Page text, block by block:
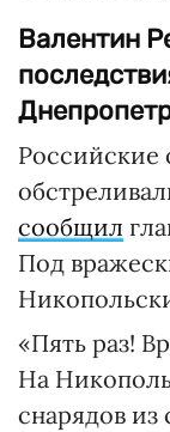
Валентин
Российские
сообщил
Под
«Пять раз!
На
снарядов из